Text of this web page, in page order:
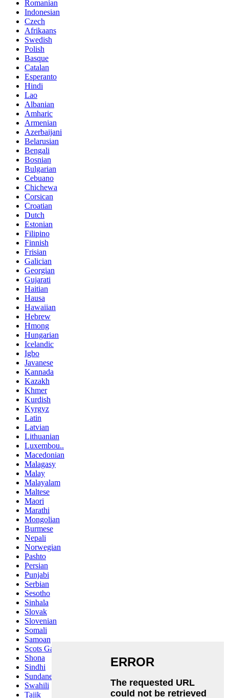
Romanian
Indonesian
Czech
Afrikaans
Swedish
Polish
Basque
Catalan
Esperanto
Hindi
Lao
Albanian
Amharic
Armenian
Azerbaijani
Belarusian
Bengali
Bosnian
Bulgarian
Cebuano
Chichewa
Corsican
Croatian
Dutch
Estonian
Filipino
Finnish
Frisian
Galician
Georgian
Gujarati
Haitian
Hausa
Hawaiian
Hebrew
Hmong
Hungarian
Icelandic
Igbo
Javanese
Kannada
Kazakh
Khmer
Kurdish
Kyrgyz
Latin
Latvian
Lithuanian
Luxembou..
Macedonian
Malagasy
Malay
Malayalam
Maltese
Maori
Marathi
Mongolian
Burmese
Nepali
Norwegian
Pashto
Persian
Punjabi
Serbian
Sesotho
Sinhala
Slovak
Slovenian
Somali
Samoan
Scots Gaelic
Shona
Sindhi
Sundanese
Swahili
Tajik